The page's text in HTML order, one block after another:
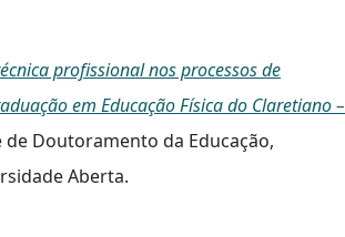
profissional nos processos de
em Educação Física do Claretiano –
de Doutoramento da Educação,
Aberta.